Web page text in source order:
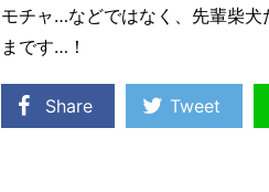
モチャ…などではなく、先輩柴犬
まです…！
Share Tweet